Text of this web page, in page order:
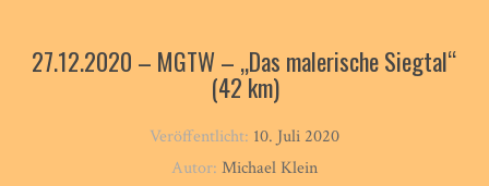
27.12.2020 – MGTW – „Das malerische Siegtal“
(42 km)
Veröffentlicht: 10. Juli 2020
Autor: Michael Klein